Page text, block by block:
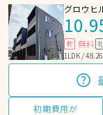
グロウヒ
敷 無料
1LDK /
初期費用が